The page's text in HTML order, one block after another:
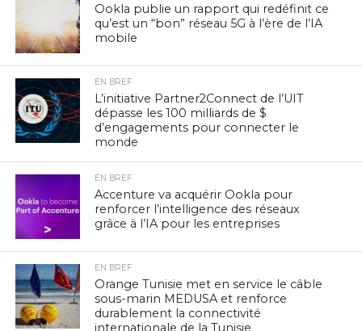
Ookla publie un rapport qui redéfinit ce
qu’est un “bon” réseau 5G à l’ère de l’IA
mobile
EN BREF
L’initiative Partner2Connect de l’UIT
dépasse les 100 milliards de $
d’engagements pour connecter le
monde
EN BREF
Accenture va acquérir Ookla pour
renforcer l’intelligence des réseaux
grâce à l’IA pour les entreprises
EN BREF
Orange Tunisie met en service le câble
sous-marin MEDUSA et renforce
durablement la connectivité
internationale de la Tunisie